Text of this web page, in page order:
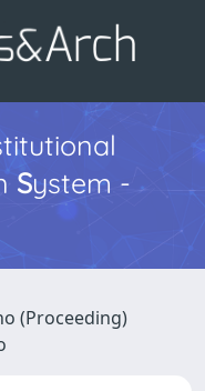
System -
(Proceeding)